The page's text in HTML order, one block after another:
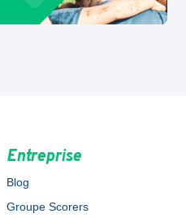
Entreprise
Blog
Groupe Scorers